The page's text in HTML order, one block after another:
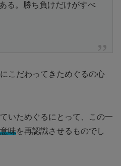
る。勝ち負けだけがすべ
こだわってきためぐるの心
いためぐるにとって、この一
味を再認識させるものでし